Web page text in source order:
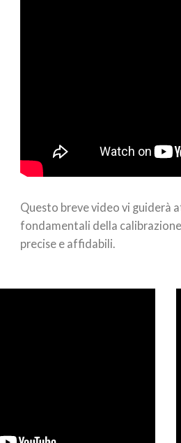
Questo breve video vi guiderà
fondamentali della
precise e affidabili.